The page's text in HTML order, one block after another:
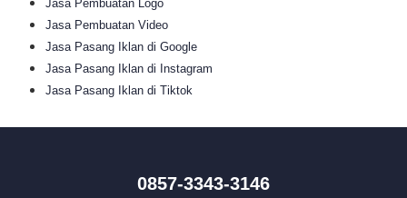
Jasa Pembuatan Logo
Jasa Pembuatan Video
Jasa Pasang Iklan di Google
Jasa Pasang Iklan di Instagram
Jasa Pasang Iklan di Tiktok
0857-3343-3146